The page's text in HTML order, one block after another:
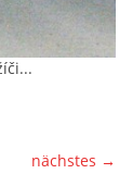
nächstes →